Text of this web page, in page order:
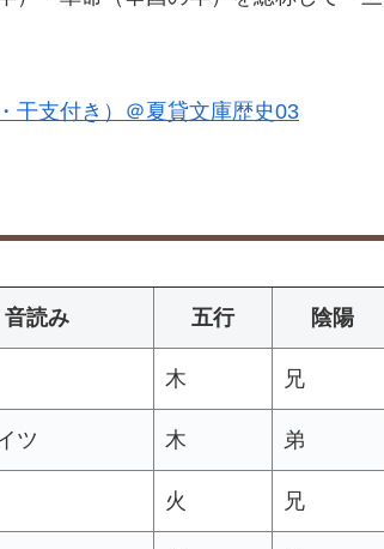
干支付き）＠夏貸文庫歴史03
音読み 五行 陰陽
木 兄
ツ 木 弟
火 兄